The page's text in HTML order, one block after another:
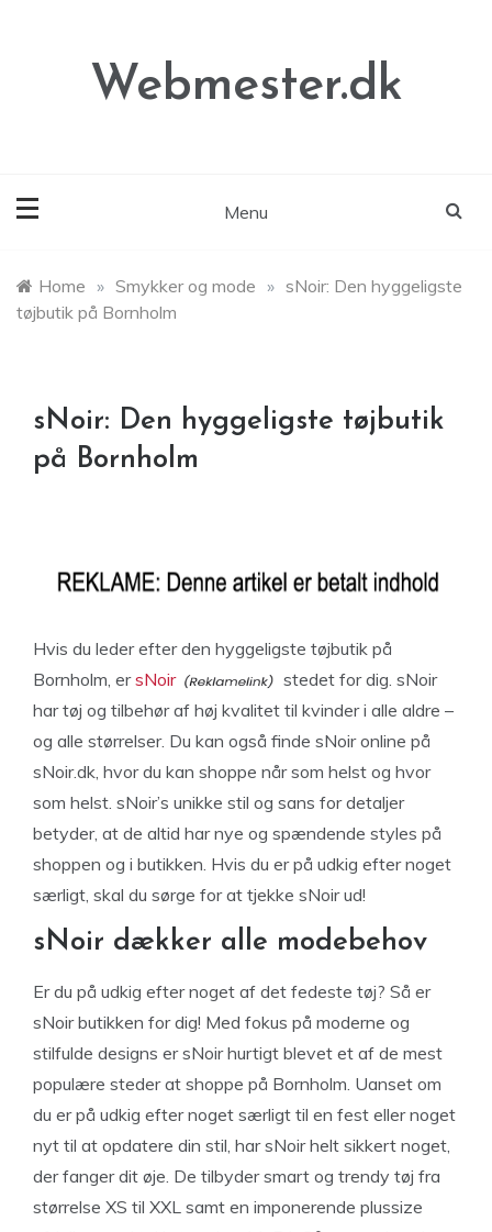
Webmester.dk
Menu
Home » Smykker og mode » sNoir: Den hyggeligste
tøjbutik på Bornholm
sNoir: Den hyggeligste tøjbutik
på Bornholm
Hvis du leder efter den hyggeligste tøjbutik på
Bornholm, ersNoir
stedet for dig. sNoir
har tøj og tilbehør af høj kvalitet til kvinder i alle aldre –
og alle størrelser. Du kan også finde sNoir online på
sNoir.dk, hvor du kan shoppe når som helst og hvor
som helst. sNoir’s unikke stil og sans for detaljer
betyder, at de altid har nye og spændende styles på
shoppen og i butikken. Hvis du er på udkig efter noget
særligt, skal du sørge for at tjekke sNoir ud!
sNoir dækker alle modebehov
Er du på udkig efter noget af det fedeste tøj? Så er
sNoir butikken for dig! Med fokus på moderne og
stilfulde designs er sNoir hurtigt blevet et af de mest
populære steder at shoppe på Bornholm. Uanset om
du er på udkig efter noget særligt til en fest eller noget
nyt til at opdatere din stil, har sNoir helt sikkert noget,
der fanger dit øje. De tilbyder smart og trendy tøj fra
størrelse XS til XXL samt en imponerende plussize